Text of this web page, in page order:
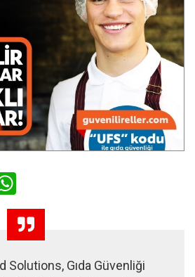
Solutions, Gıda Güvenliği